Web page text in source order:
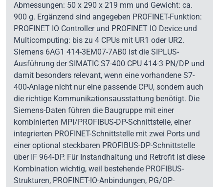
Abmessungen: 50 x 290 x 219 mm und Gewicht: ca.
900 g. Ergänzend sind angegeben PROFINET-Funktion:
PROFINET IO Controller und PROFINET IO Device und
Multicomputing: bis zu 4 CPUs mit UR1 oder UR2.
Siemens 6AG1 414-3EM07-7AB0 ist die SIPLUS-
Ausführung der SIMATIC S7-400 CPU 414-3 PN/DP und
damit besonders relevant, wenn eine vorhandene S7-
400-Anlage nicht nur eine passende CPU, sondern auch
die richtige Kommunikationsausstattung benötigt. Die
Siemens-Daten führen die Baugruppe mit einer
kombinierten MPI/PROFIBUS-DP-Schnittstelle, einer
integrierten PROFINET-Schnittstelle mit zwei Ports und
einer optional steckbaren PROFIBUS-DP-Schnittstelle
über IF 964-DP. Für Instandhaltung und Retrofit ist diese
Kombination wichtig, weil bestehende PROFIBUS-
Strukturen, PROFINET-IO-Anbindungen, PG/OP-